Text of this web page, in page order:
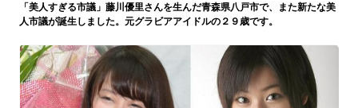
「美人すぎる市議」藤川優里さんを生んだ青森県八戸市で、また新たな美
人市議が誕生しました。元グラビアアイドルの２９歳です。